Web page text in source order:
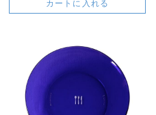
カートに入れる